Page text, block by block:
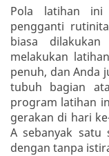
Pola latihan ini
pengganti
biasa
melakukan
penuh, dan Anda
tubuh bagian
program latihan
gerakan di hari
A sebanyak satu
dengan tanpa